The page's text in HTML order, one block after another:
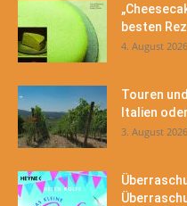
besten
4. August 2026
Touren
Italien
3. August 2026